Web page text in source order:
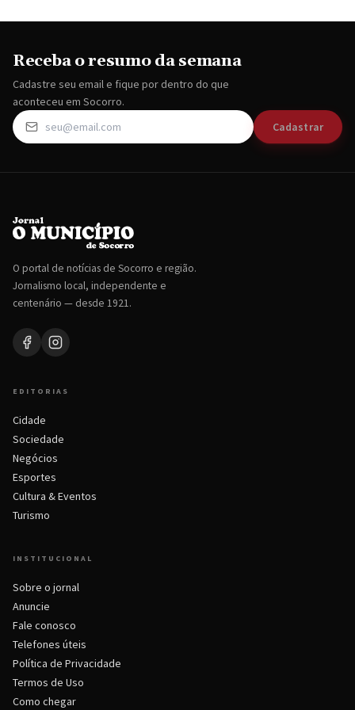
Receba o resumo da semana
Cadastre seu email e fique por dentro do que
aconteceu em Socorro.
Cadastrar
O portal de notícias de Socorro e região.
Jornalismo local, independente e
centenário — desde 1921.
EDITORIAS
Cidade
Sociedade
Negócios
Esportes
Cultura & Eventos
Turismo
INSTITUCIONAL
Sobre o jornal
Anuncie
Fale conosco
Telefones úteis
Política de Privacidade
Termos de Uso
Como chegar